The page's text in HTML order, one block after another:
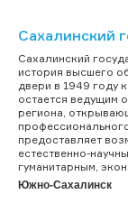
Сахалинский
Cахалинский
история высшего
двери в 1949 году
остается ведущим
региона,
предоставляет
естественно-
гуманитарным,
Южно-Сахалинск